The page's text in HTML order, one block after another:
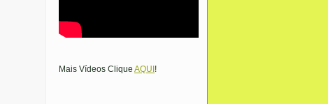
Mais Vídeos Clique AQUI !